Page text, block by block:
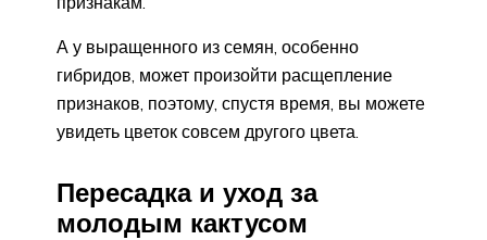
А у выращенного из семян, особенно
гибридов, может произойти расщепление
признаков, поэтому, спустя время, вы можете
увидеть цветок совсем другого цвета.
Пересадка и уход за
молодым кактусом